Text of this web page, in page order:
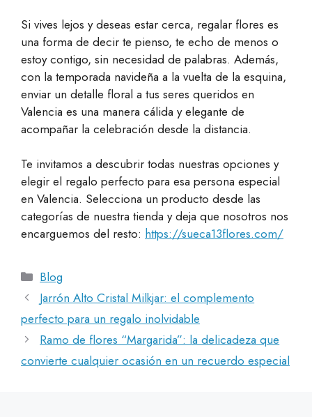
Si vives lejos y deseas estar cerca, regalar flores es
una forma de decir te pienso, te echo de menos o
estoy contigo, sin necesidad de palabras. Además,
con la temporada navideña a la vuelta de la esquina,
enviar un detalle floral a tus seres queridos en
Valencia es una manera cálida y elegante de
acompañar la celebración desde la distancia.
Te invitamos a descubrir todas nuestras opciones y
elegir el regalo perfecto para esa persona especial
en Valencia. Selecciona un producto desde las
categorías de nuestra tienda y deja que nosotros nos
encarguemos del resto: https://sueca13flores.com/
Categorías
Blog
Jarrón Alto Cristal Milkjar: el complemento
perfecto para un regalo inolvidable
Ramo de flores “Margarida”: la delicadeza que
convierte cualquier ocasión en un recuerdo especial